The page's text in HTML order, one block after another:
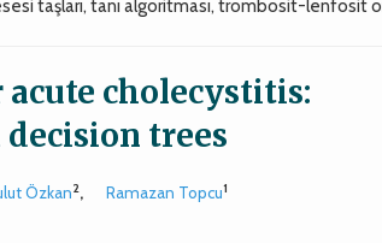
taşları, tanı algoritması, trombosit-lenfosit
cholecystitis:
trees
Özkan2, Ramazan Topcu1